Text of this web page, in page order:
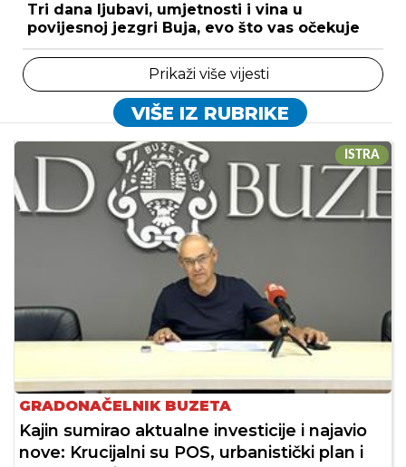
Tri dana ljubavi, umjetnosti i vina u
povijesnoj jezgri Buja, evo što vas očekuje
Prikaži više vijesti
VIŠE IZ RUBRIKE
ISTRA
GRADONAČELNIK BUZETA
Kajin sumirao aktualne investicije i najavio
nove: Krucijalni su POS, urbanistički plan i